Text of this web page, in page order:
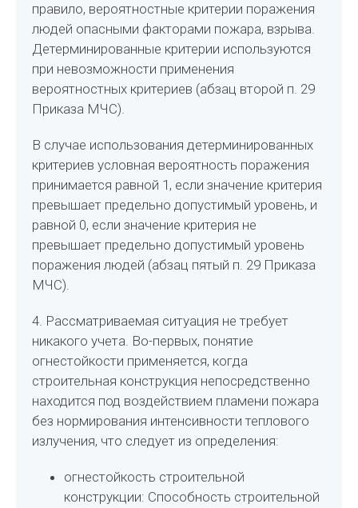
правило, вероятностные критерии поражения
людей опасными факторами пожара, взрыва.
Детерминированные критерии используются
при невозможности применения
вероятностных критериев (абзац второй п. 29
Приказа МЧС).
В случае использования детерминированных
критериев условная вероятность поражения
принимается равной 1, если значение критерия
превышает предельно допустимый уровень, и
равной 0, если значение критерия не
превышает предельно допустимый уровень
поражения людей (абзац пятый п. 29 Приказа
МЧС).
4. Рассматриваемая ситуация не требует
никакого учета. Во-первых, понятие
огнестойкости применяется, когда
строительная конструкция непосредственно
находится под воздействием пламени пожара
без нормирования интенсивности теплового
излучения, что следует из определения:
огнестойкость строительной
конструкции: Способность строительной